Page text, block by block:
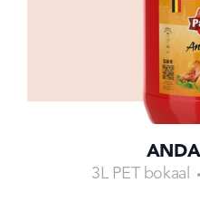
3L PET bokaal